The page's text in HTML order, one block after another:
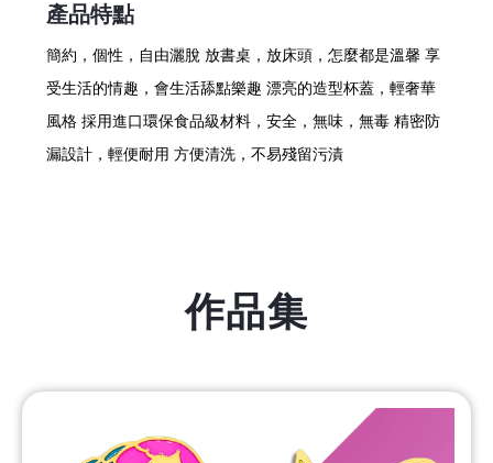
產品特點
簡約，個性，自由灑脫 放書桌，放床頭，怎麼都是溫馨 享
受生活的情趣，會生活舔點樂趣 漂亮的造型杯蓋，輕奢華
風格 採用進口環保食品級材料，安全，無味，無毒 精密防
漏設計，輕便耐用 方便清洗，不易殘留污漬
作品集